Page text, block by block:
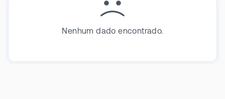
Nenhum dado encontrado.